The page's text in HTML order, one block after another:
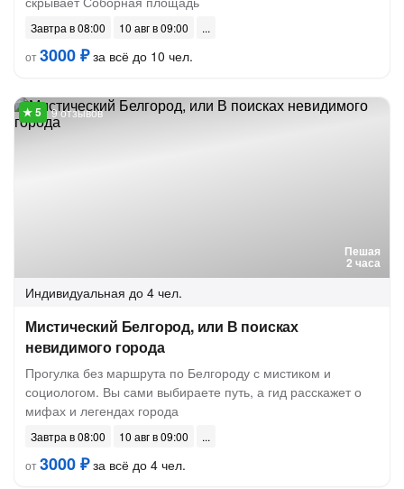
Завтра в 08:00
10 авг в 09:00
от3000 ₽за всё до 10 чел.
Пешая
2 часа
9 отзывов
Индивидуальная до 4 чел.
Мистический Белгород, или В поисках
невидимого города
Прогулка без маршрута по Белгороду с мистиком и
социологом. Вы сами выбираете путь, а гид расскажет о
мифах и легендах города
Завтра в 08:00
10 авг в 09:00
от3000 ₽за всё до 4 чел.